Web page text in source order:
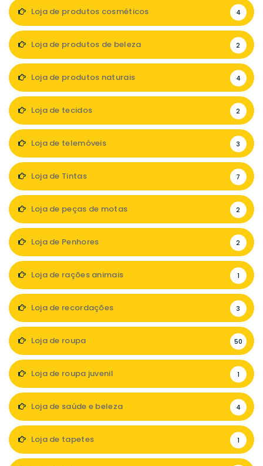
Loja de produtos cosméticos 4
Loja de produtos de beleza 2
Loja de produtos naturais 4
Loja de tecidos 2
Loja de telemóveis 3
Loja de Tintas 7
Loja de peças de motas 2
Loja de Penhores 2
Loja de rações animais 1
Loja de recordações 3
Loja de roupa 50
Loja de roupa juvenil 1
Loja de saúde e beleza 4
Loja de tapetes 1